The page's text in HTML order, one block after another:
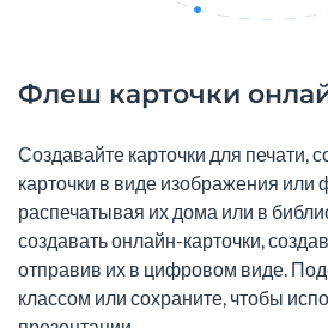
Флеш карточки
Создавайте карточки для печати,
карточки в виде изображения или
распечатывая их дома или в
создавать онлайн-карточки,
отправив их в цифровом виде.
классом или сохраните, чтобы